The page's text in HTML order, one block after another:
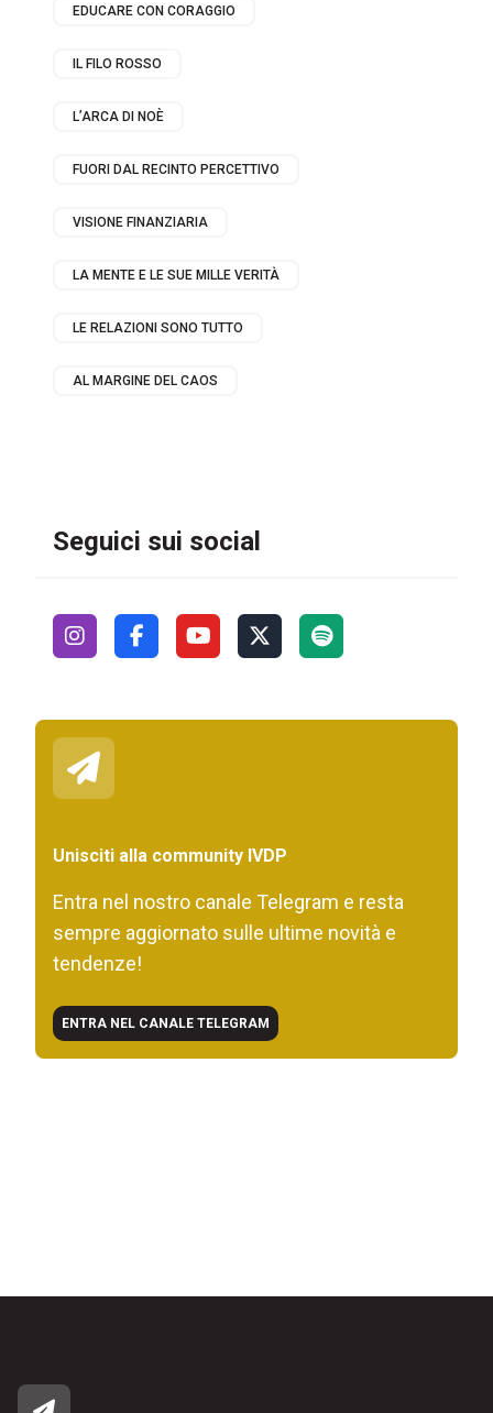
EDUCARE CON CORAGGIO
IL FILO ROSSO
L’ARCA DI NOÈ
FUORI DAL RECINTO PERCETTIVO
VISIONE FINANZIARIA
LA MENTE E LE SUE MILLE VERITÀ
LE RELAZIONI SONO TUTTO
AL MARGINE DEL CAOS
Seguici sui social
Unisciti alla community IVDP
Entra nel nostro canale Telegram e resta
sempre aggiornato sulle ultime novità e
tendenze!
ENTRA NEL CANALE TELEGRAM